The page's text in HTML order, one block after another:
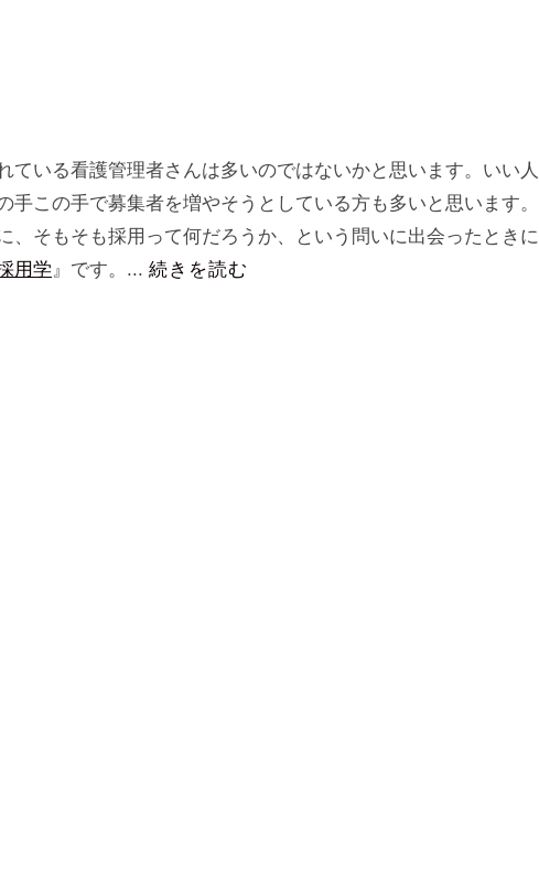
いる看護管理者さんは多いのではないかと思います。いい人
手この手で募集者を増やそうとしている方も多いと思います。
そもそも採用って何だろうか、という問いに出会ったときに
用学』です。... 続きを読む